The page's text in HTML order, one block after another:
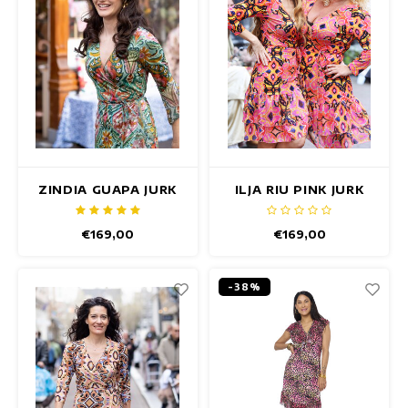
ZINDIA GUAPA JURK
€169,00
ILJA RIU PINK JURK
€169,00
-38%